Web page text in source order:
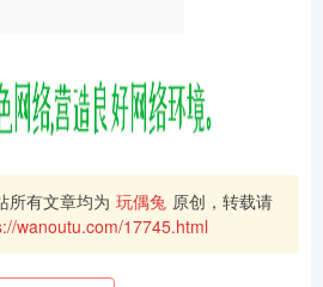
所有文章均为 玩偶兔 原创，转载请
wanoutu.com/17745.html